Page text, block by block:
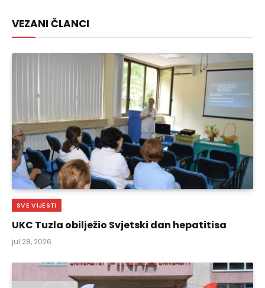
VEZANI ČLANCI
SVE VIJESTI
UKC Tuzla obilježio Svjetski dan hepatitisa
jul 28, 2026